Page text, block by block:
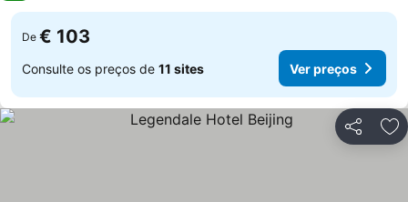
De € 103
Consulte os preços de 11 sites Ver preços
Partilhar